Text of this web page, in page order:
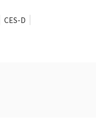
CES-D